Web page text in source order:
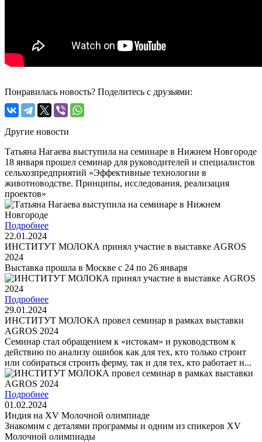
Понравилась новость? Поделитесь с друзьями:
Другие новости
Татьяна Нагаева выступила на семинаре в Нижнем Новгороде
18 января прошел семинар для руководителей и специалистов
сельхозпредприятий «Эффективные технологии в
животноводстве. Принципы, исследования, реализация
проектов»
Подробнее
22.01.2024
ИНСТИТУТ МОЛОКА принял участие в выставке AGROS
2024
Выставка прошла в Москве с 24 по 26 января
Подробнее
29.01.2024
ИНСТИТУТ МОЛОКА провел семинар в рамках выставки
AGROS 2024
Семинар стал обращением к «истокам» и руководством к
действию по анализу ошибок как для тех, кто только строит
или собираться строить ферму, так и для тех, кто работает н...
Подробнее
01.02.2024
Индия на XV Молочной олимпиаде
Знакомим с деталями программы и одним из спикеров XV
Молочной олимпиады